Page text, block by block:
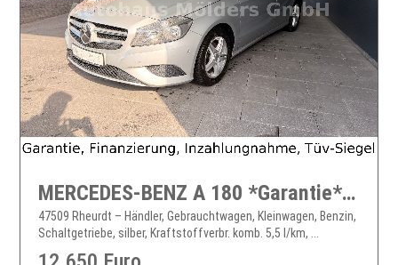
MERCEDES-BENZ A 180 *Garantie*PDC*Navi*199EUR mtl.
47509 Rheurdt – Händler, Gebrauchtwagen, Kleinwagen, Benzin,
Schaltgetriebe, silber, Kraftstoffverbr. komb. 5,5 l/km, ...